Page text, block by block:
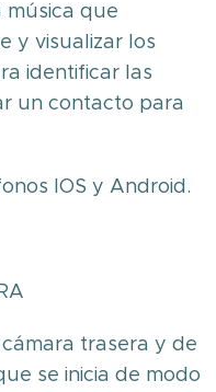
que
y visualizar los
identificar las
un contacto para
lOS y Android.
trasera y de
se inicia de modo